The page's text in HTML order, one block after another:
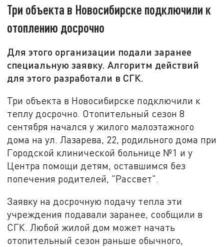
Три объекта в Новосибирске подключили к
отоплению досрочно
Для этого организации подали заранее
специальную заявку. Алгоритм действий
для этого разработали в СГК.
Три объекта в Новосибирске подключили к
теплу досрочно. Отопительный сезон 8
сентября начался у жилого малоэтажного
дома на ул. Лазарева, 22, родильного дома при
Городской клинической больнице №1 и у
Центра помощи детям, оставшимся без
попечения родителей, "Рассвет".
Заявку на досрочную подачу тепла эти
учреждения подавали заранее, сообщили в
СГК. Любой жилой дом может начать
отопительный сезон раньше обычного,